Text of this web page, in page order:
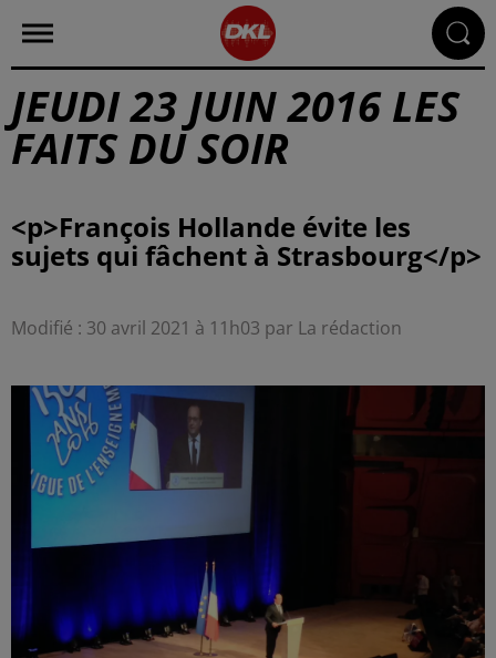
JEUDI 23 JUIN 2016 LES
FAITS DU SOIR
<p>François Hollande évite les
Modifié : 30 avril 2021 à 11h03 par La rédaction